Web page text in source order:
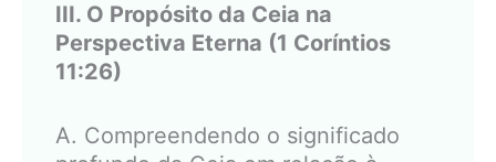
III. O Propósito da Ceia na
Perspectiva Eterna (1 Coríntios
11:26)
A. Compreendendo o significado